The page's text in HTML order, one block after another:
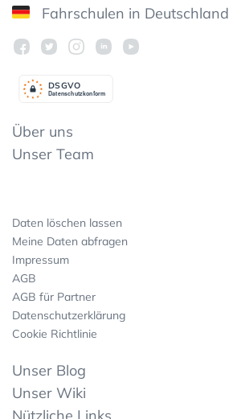
Fahrschulen in Deutschland
Datenschutzkonform
DSGVO
Über uns
Unser Team
Daten löschen lassen
Meine Daten abfragen
Impressum
AGB
AGB für Partner
Datenschutzerklärung
Cookie Richtlinie
Unser Blog
Unser Wiki